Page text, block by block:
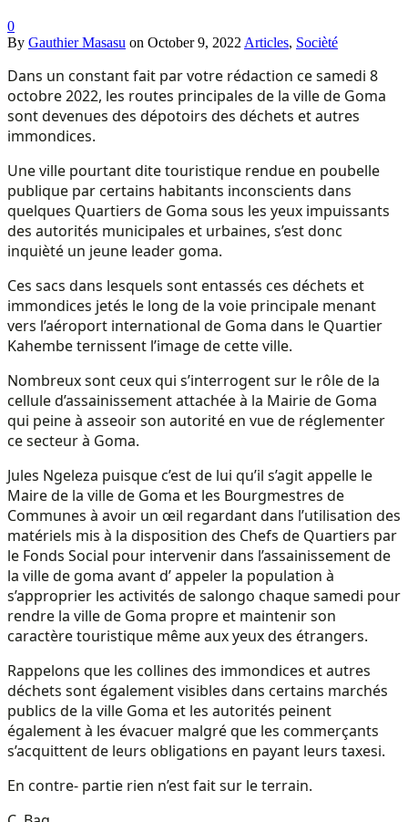
0
By Gauthier Masasu on October 9, 2022 Articles, Socièté
Dans un constant fait par votre rédaction ce samedi 8
octobre 2022, les routes principales de la ville de Goma
sont devenues des dépotoirs des déchets et autres
immondices.
Une ville pourtant dite touristique rendue en poubelle
publique par certains habitants inconscients dans
quelques Quartiers de Goma sous les yeux impuissants
des autorités municipales et urbaines, s’est donc
inquièté un jeune leader goma.
Ces sacs dans lesquels sont entassés ces déchets et
immondices jetés le long de la voie principale menant
vers l’aéroport international de Goma dans le Quartier
Kahembe ternissent l’image de cette ville.
Nombreux sont ceux qui s’interrogent sur le rôle de la
cellule d’assainissement attachée à la Mairie de Goma
qui peine à asseoir son autorité en vue de réglementer
ce secteur à Goma.
Jules Ngeleza puisque c’est de lui qu’il s’agit appelle le
Maire de la ville de Goma et les Bourgmestres de
Communes à avoir un œil regardant dans l’utilisation des
matériels mis à la disposition des Chefs de Quartiers par
le Fonds Social pour intervenir dans l’assainissement de
la ville de goma avant d’ appeler la population à
s’approprier les activités de salongo chaque samedi pour
rendre la ville de Goma propre et maintenir son
caractère touristique même aux yeux des étrangers.
Rappelons que les collines des immondices et autres
déchets sont également visibles dans certains marchés
publics de la ville Goma et les autorités peinent
également à les évacuer malgré que les commerçants
s’acquittent de leurs obligations en payant leurs taxesi.
En contre- partie rien n’est fait sur le terrain.